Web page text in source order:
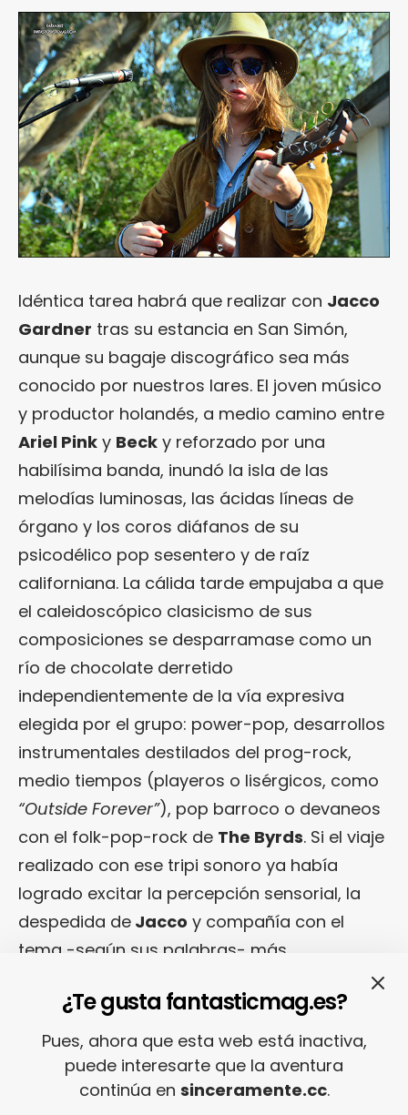
Idéntica tarea habrá que realizar con Jacco
Gardner tras su estancia en San Simón,
aunque su bagaje discográfico sea más
conocido por nuestros lares. El joven músico
y productor holandés, a medio camino entre
Ariel Pink y Beck y reforzado por una
habilísima banda, inundó la isla de las
melodías luminosas, las ácidas líneas de
órgano y los coros diáfanos de su
psicodélico pop sesentero y de raíz
californiana. La cálida tarde empujaba a que
el caleidoscópico clasicismo de sus
composiciones se desparramase como un
río de chocolate derretido
independientemente de la vía expresiva
elegida por el grupo: power-pop, desarrollos
instrumentales destilados del prog-rock,
medio tiempos (playeros o lisérgicos, como
“Outside Forever”), pop barroco o devaneos
con el folk-pop-rock de The Byrds. Si el viaje
realizado con ese tripi sonoro ya había
logrado excitar la percepción sensorial, la
despedida de Jacco y compañía con el
tema -según sus palabras- más
psicotrópico del set acabó por lograr que se
viese (y se sintiese) cómo el verde entorno
del escenario se retorcía hasta adoptar
alteradas y arenosas formas.
¿Te gusta fantasticmag.es?
Pues, ahora que esta web está inactiva,
puede interesarte que la aventura
continúa en sinceramente.cc.